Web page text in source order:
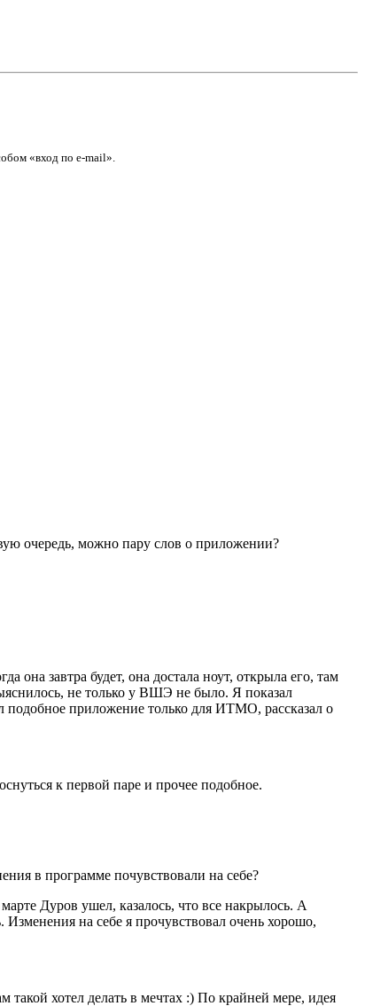
«вход по e-mail».
очередь, можно пару слов о приложении?
завтра будет, она достала ноут, открыла его, там
не только у ВШЭ не было. Я показал
подобное приложение только для ИТМО, рассказал о
к первой паре и прочее подобное.
в программе почувствовали на себе?
Дуров ушел, казалось, что все накрылось. А
на себе я прочувствовал очень хорошо,
хотел делать в мечтах :) По крайней мере, идея